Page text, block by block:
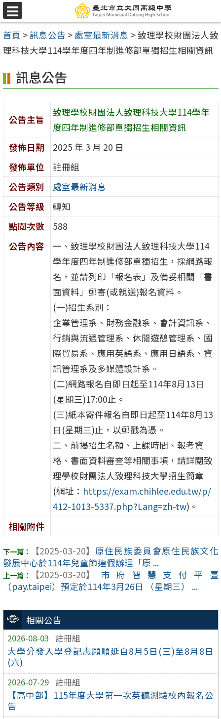
跳
至
主
要
容
區
選
單
首頁 >訊息公告 > 處室最新消息 > 致理學校財團法人致
理科技大學114學年度四年制進修部單獨招生相關資訊
相關公告
2026-08-03 註冊組
大學分發入學登記志願順延自8月5日(三)至8月8日
(六)
2026-07-29 註冊組
【高中部】115年度大學第一次英聽測驗校內報名公
告
訊息公告
公告主旨
致理學校財團法人致理科技大學114學年
度四年制進修部單獨招生相關資訊
發佈日期
2025 年 3 月 20 日
發佈單位
註冊組
公告類別
處室最新消息
公告等級
轉知
點閱次數
588
公告內容
一、致理學校財團法人致理科技大學114
學年度四年制進修部單獨招生，採網路報
名，並請列印「報名表」及備妥相關「書
面資料」郵寄(或親送)報名資料。
(一)招生系別：
企業管理系、財務金融系、會計資訊系、
行銷與流通管理系、休閒遊憩管理系、國
際貿易系、應用英語系、應用日語系、資
訊管理系及多媒體設計系。
(二)網路報名自即日起至114年8月13日
(星期三)17:00止。
(三)紙本寄件報名自即日起至114年8月13
日(星期三)止，以郵戳為憑。
二、前揭招生名額、上課時間、報考資
格、書面資料審查等相關事項，請詳閱致
理學校財團法人致理科技大學招生簡章
(網址： https://exam.chihlee.edu.tw/p/
412-1013-5337.php?Lang=zh-tw)。
相關附件
【2025-03-20】 原住民族委員會原住民族文化
發展中心於114年兒童節連假辦理「原 ...
【2025-03-20】
市府智慧支付平臺
（pay.taipei）預定於114年3月26日 （星期三） ...